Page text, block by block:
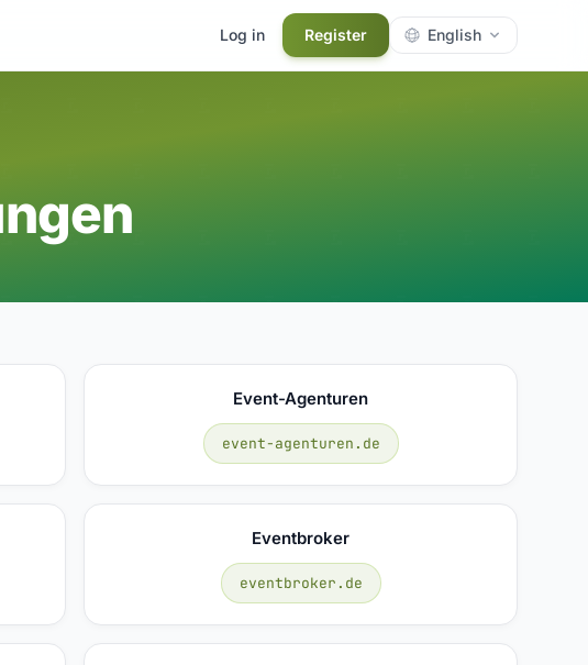
Log in Register English
Event-Agenturen
event-agenturen.de
Eventbroker
eventbroker.de